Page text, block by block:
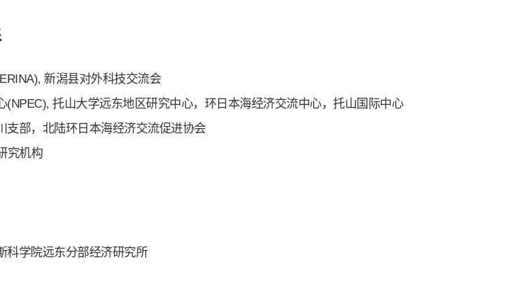
新潟县对外科技交流会
(NPEC), 托山大学远东地区研究中心，环日本海经济交流中心，托山国际中心
支部，北陆环日本海经济交流促进协会
究机构
科学院远东分部经济研究所